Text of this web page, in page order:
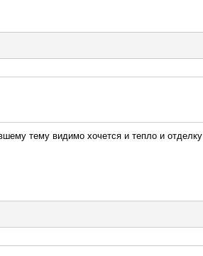
тему видимо хочется и тепло и отделку